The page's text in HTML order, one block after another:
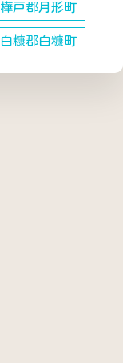
樺戸郡月形町
白糠郡白糠町